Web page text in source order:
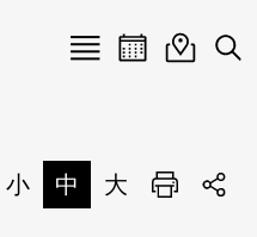
Menu
活動日曆活動地圖
展
小 中 大 列印